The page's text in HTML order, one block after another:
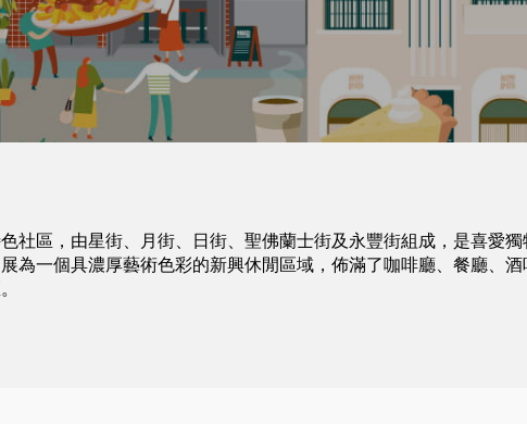
社區，由星街、月街、日街、聖佛蘭士街及永豐街組成，是喜愛
為一個具濃厚藝術色彩的新興休閒區域，佈滿了咖啡廳、餐廳、